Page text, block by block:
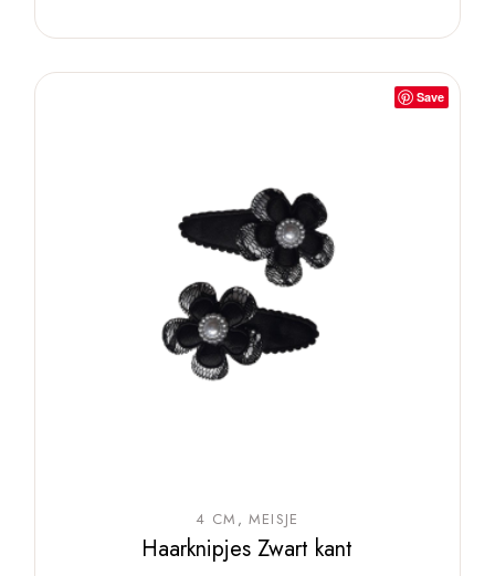
Save
4 CM MEISJE
Haarknipjes Zwart kant